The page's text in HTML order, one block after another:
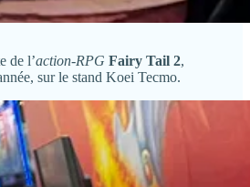
de l’action-RPG Fairy Tail 2,
sur le stand Koei Tecmo.